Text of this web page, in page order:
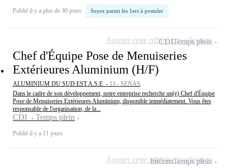
Publié il y a plus de 30 jours Soyez parmi les 1ers à postuler
Chef d'Équipe Pose de Menuiseries
Extérieures Aluminium (H/F)
ALUMINIUM DU SUD EST A.S.E - 13 - SENAS
Dans le cadre de son développement, notre entreprise recherche un(e) Chef d'Équipe
Pose de Menuiseries Extérieures Aluminium, disponible immédiatement. Vous êtes
responsable de l'organisation, de la...
CDI - Temps plein
Publié il y a 11 jours
CDITemps plein
Ajouter cette offre à ma sélection
IntérimTemps plein
Ajouter cette offre à ma sélection